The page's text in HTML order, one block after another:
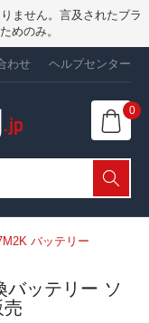
ません。言及されたブラ
めのみ。
わせ ヘルプセンター
0
バッテリー
バッテリー ソ
売